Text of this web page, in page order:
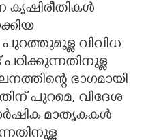
കൃഷിരീതികൾ
വിവിധ
ഭാഗമായി
പുറമെ, വിദേശ
മാതൃകകൾ